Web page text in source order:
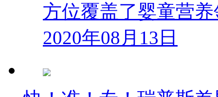
方位覆盖了婴童营
2020年08月13日